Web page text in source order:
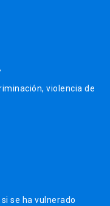
violencia de
se ha vulnerado